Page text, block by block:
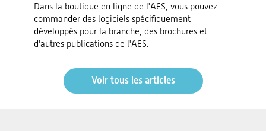
Dans la boutique en ligne de l'AES, vous pouvez
commander des logiciels spécifiquement
développés pour la branche, des brochures et
d'autres publications de l'AES.
Voir tous les articles